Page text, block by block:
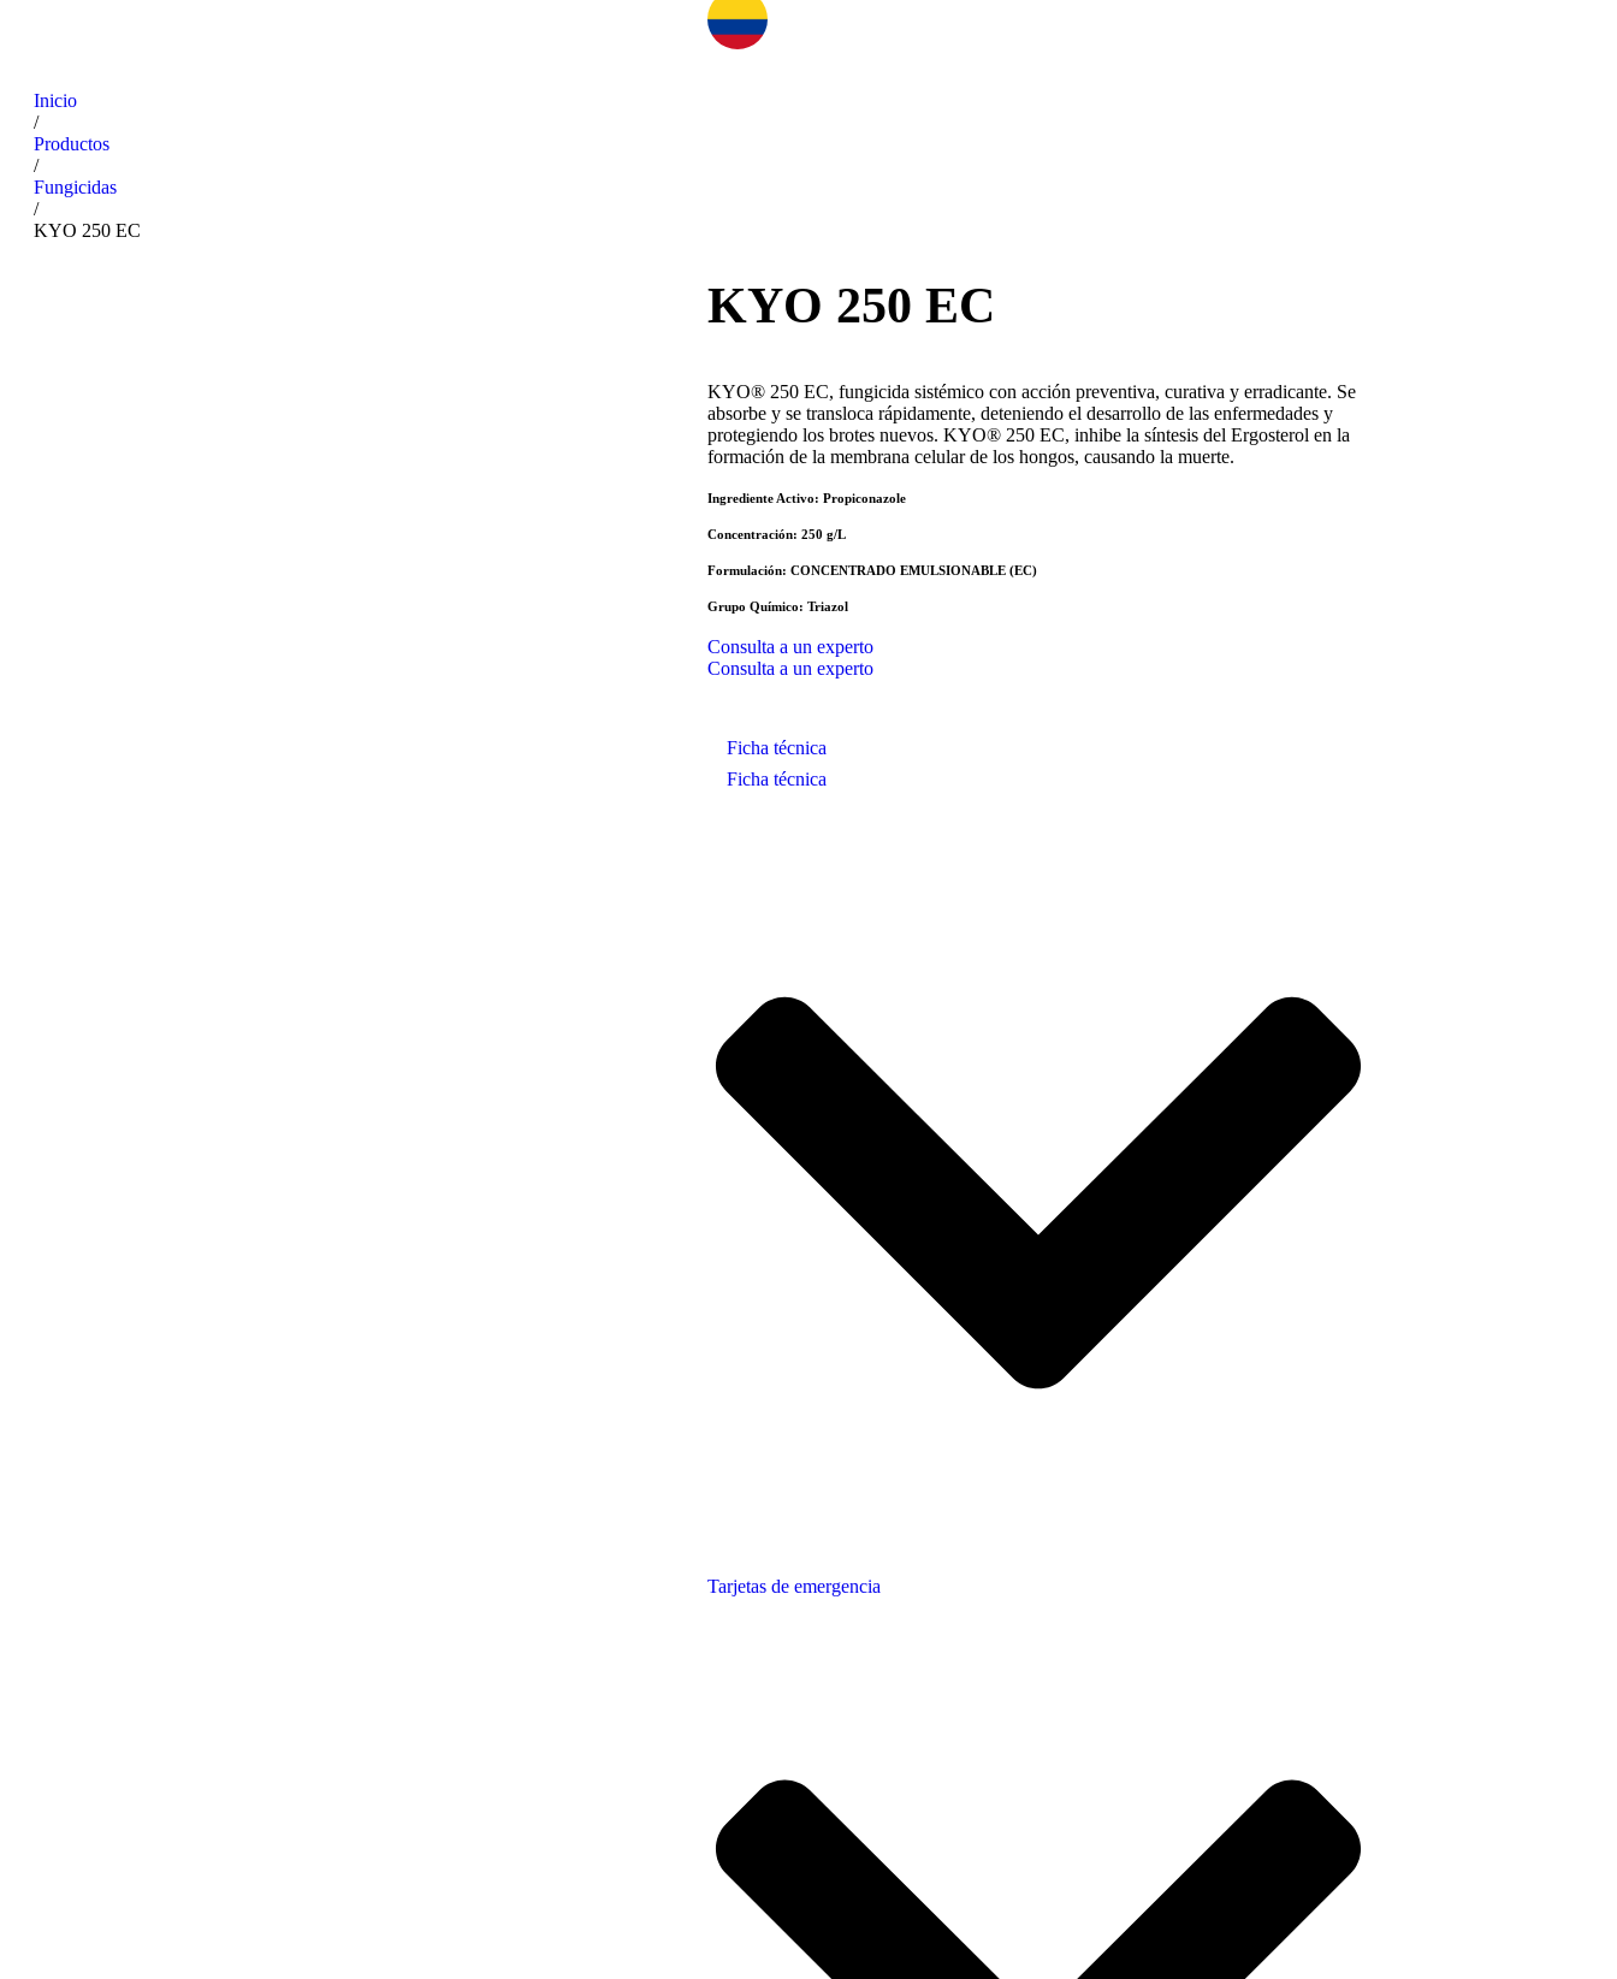
Inicio
/
Productos
/
Fungicidas
/
KYO 250 EC
KYO 250 EC
KYO® 250 EC, fungicida sistémico con acción preventiva, curativa y erradicante. Se
absorbe y se transloca rápidamente, deteniendo el desarrollo de las enfermedades y
protegiendo los brotes nuevos. KYO® 250 EC, inhibe la síntesis del Ergosterol en la
formación de la membrana celular de los hongos, causando la muerte.
Ingrediente Activo: Propiconazole
Concentración: 250 g/L
Formulación: CONCENTRADO EMULSIONABLE (EC)
Grupo Químico: Triazol
Consulta a un experto
Consulta a un experto
Ficha técnica
Ficha técnica
Tarjetas de emergencia